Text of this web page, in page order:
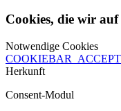
Cookies, die wir auf
Notwendige Cookies
Herkunft
Consent-Modul